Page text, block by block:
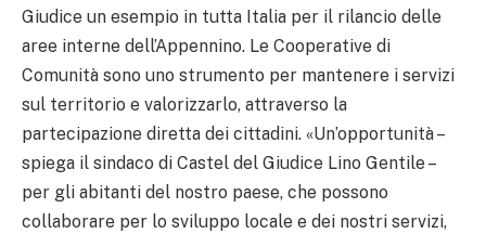
Giudice un esempio in tutta Italia per il rilancio delle
aree interne dell’Appennino. Le Cooperative di
Comunità sono uno strumento per mantenere i servizi
sul territorio e valorizzarlo, attraverso la
partecipazione diretta dei cittadini. «Un’opportunità –
spiega il sindaco di Castel del Giudice Lino Gentile –
per gli abitanti del nostro paese, che possono
collaborare per lo sviluppo locale e dei nostri servizi,